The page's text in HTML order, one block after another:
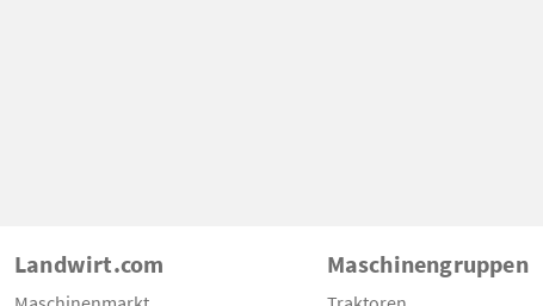
Landwirt.com Maschinengruppen